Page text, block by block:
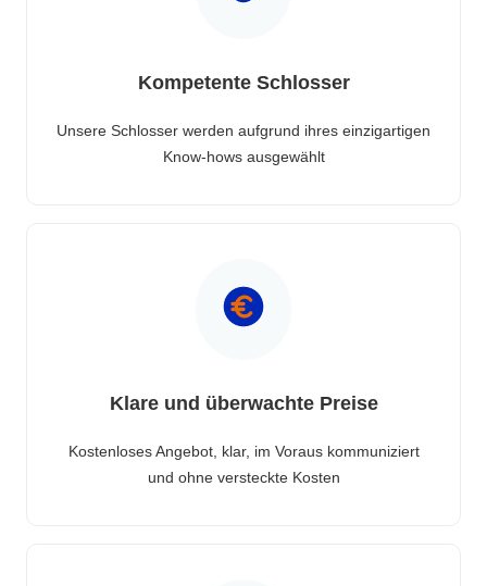
Kompetente Schlosser
Unsere Schlosser werden aufgrund ihres einzigartigen
Know-hows ausgewählt
Klare und überwachte Preise
Kostenloses Angebot, klar, im Voraus kommuniziert
und ohne versteckte Kosten